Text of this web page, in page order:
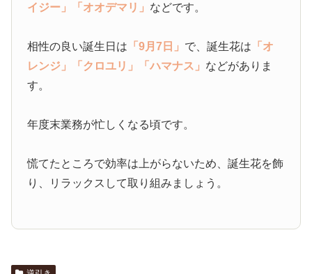
イジー」
「オオデマリ」 などです。
相性の良い誕生日は 「9月7日」 で、誕生花は 「オ
レンジ」
「クロユリ」 「ハマナス」 などがありま
す。
年度末業務が忙しくなる頃です。
慌てたところで効率は上がらないため、誕生花を飾
り、リラックスして取り組みましょう。